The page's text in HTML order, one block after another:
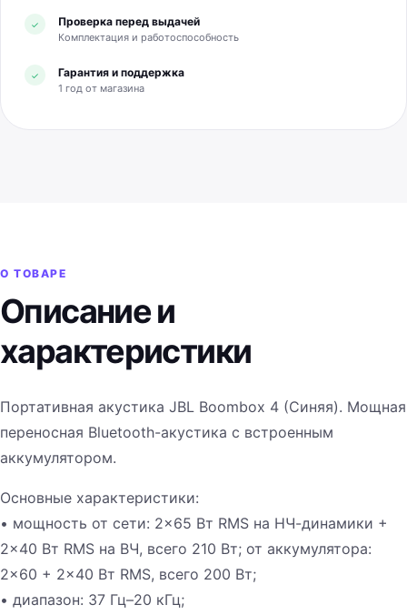
✓ Проверка перед выдачей
Комплектация и работоспособность
✓ Гарантия и поддержка
1 год от магазина
О ТОВАРЕ
Описание и
характеристики
Портативная акустика JBL Boombox 4 (Синяя). Мощная
переносная Bluetooth-акустика с встроенным
аккумулятором.
Основные характеристики:
• мощность от сети: 2×65 Вт RMS на НЧ-динамики +
2×40 Вт RMS на ВЧ, всего 210 Вт; от аккумулятора:
2×60 + 2×40 Вт RMS, всего 200 Вт;
• диапазон: 37 Гц–20 кГц;